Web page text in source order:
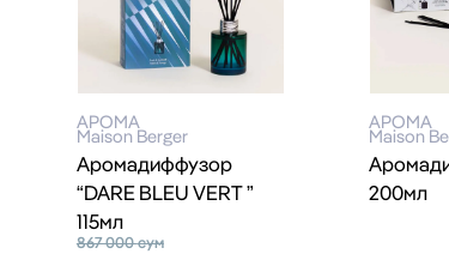
АРОМА
Maison Berger
Аромадиффузор
“DARE BLEU VERT ”
115мл
867 000сум
АРОМА
Maison
200мл